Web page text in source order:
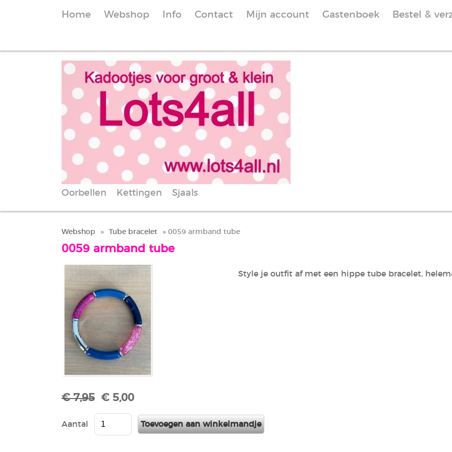
Home Webshop Info Contact Mijn account Gastenboek Bestel &
Oorbellen Kettingen Sjaals
Webshop » Tube bracelet » 0059 armband tube
0059 armband tube
Style je outfit af met een hippe tube bracelet,
€ 7,95 € 5,00
Aantal